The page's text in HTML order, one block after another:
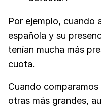
Por ejemplo, cuando
española y su
tenían mucha más
cuota.
Cuando
otras más grandes,